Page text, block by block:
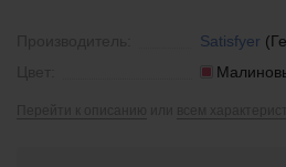
Satisfyer